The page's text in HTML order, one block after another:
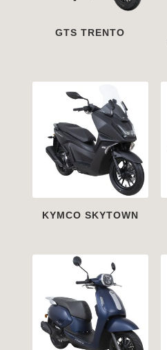
GTS TRENTO
KYMCO SKYTOWN